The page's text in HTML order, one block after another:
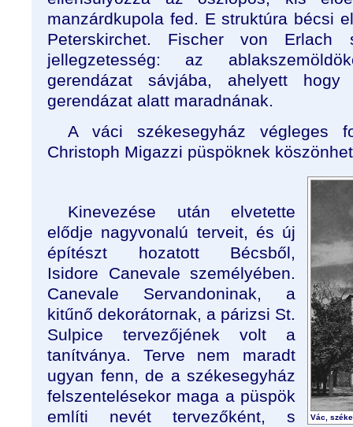
manzárdkupola fed. E struktúra bécsi
Peterskirchet. Fischer von
jellegzetesség: az
gerendázat sávjába, ahelyett
gerendázat alatt maradnának.
A váci székesegyház végleges
Christoph Migazzi püspöknek
Vác,
Kinevezése után elvetette
elődje nagyvonalú terveit, és új
építészt hozatott Bécsből,
Isidore Canevale személyében.
Canevale Servandoninak, a
kitűnő dekorátornak, a párizsi St.
Sulpice tervezőjének volt a
tanítványa. Terve nem maradt
ugyan fenn, de a székesegyház
felszentelésekor maga a püspök
említi nevét tervezőként, s